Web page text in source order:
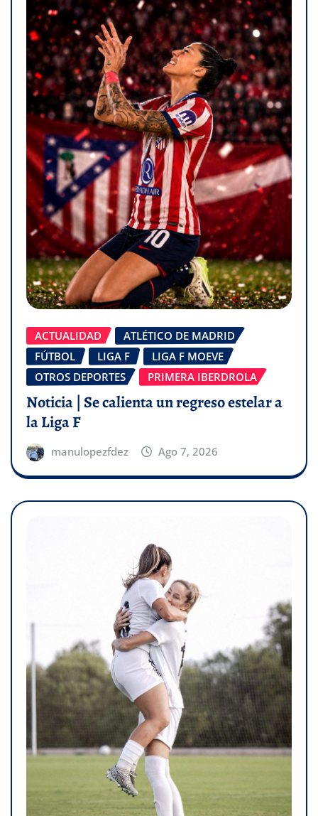
ACTUALIDAD
ATLÉTICO DE MADRID
FÚTBOL
LIGA F
LIGA F MOEVE
OTROS DEPORTES
PRIMERA IBERDROLA
Noticia | Se calienta un regreso estelar a
la Liga F
manulopezfdez Ago 7, 2026